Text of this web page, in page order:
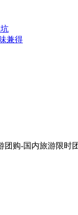
兼得
团购-国内旅游限时